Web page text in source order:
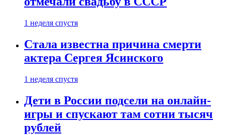
1 неделя спустя
Стала известна причина смерти
актера Сергея Ясинского
1 неделя спустя
Дети в России подсели на онлайн-
игры и спускают там сотни тысяч
рублей